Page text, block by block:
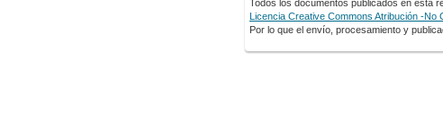
Todos los documentos publicados en esta
Licencia Creative Commons Atribución -No
Por lo que el envío, procesamiento y